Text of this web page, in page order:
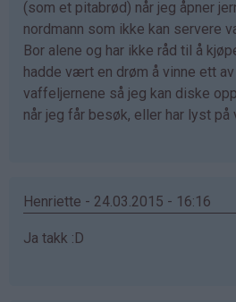
(som et pitabrød) når jeg åpner
nordmann som ikke kan servere
Bor alene og har ikke råd til å
hadde vært en drøm å vinne ett
vaffeljernene så jeg kan diske
når jeg får besøk, eller har lyst på
Henriette - 24.03.2015 - 16:16
Ja takk :D